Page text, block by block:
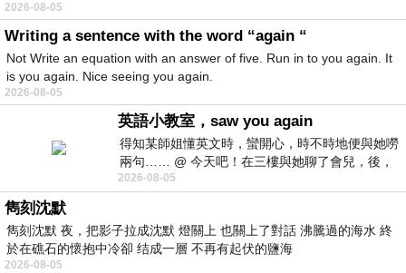
2026-08-05
Writing a sentence with the word “again “
Not Write an equation with an answer of five. Run in to you again. It
is you again. Nice seeing you again.
2026-08-05
英語小教室，saw you again
得知某師姐懂英文時，蠻開心，時不時地便與她嘮
兩句…… @ 今天吧！在三樓與她聊了會兒，後，
下二樓居然又撞到她，於是
2026-08-05
雋刻沈默
雋刻沈默 夜，把影子拉成沈默 燈關上 也關上了對話 沸騰過的海水 終
於在礁石的懷抱中冷卻 结成一層 不再有起伏的鹽海
2026-08-05